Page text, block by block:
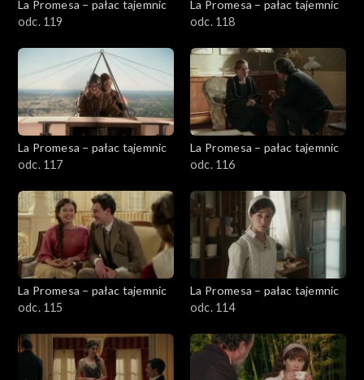
La Promesa – pałac tajemnic
odc. 119
La Promesa – pałac tajemnic
odc. 118
La Promesa – pałac tajemnic
odc. 117
La Promesa – pałac tajemnic
odc. 116
La Promesa – pałac tajemnic
odc. 115
La Promesa – pałac tajemnic
odc. 114